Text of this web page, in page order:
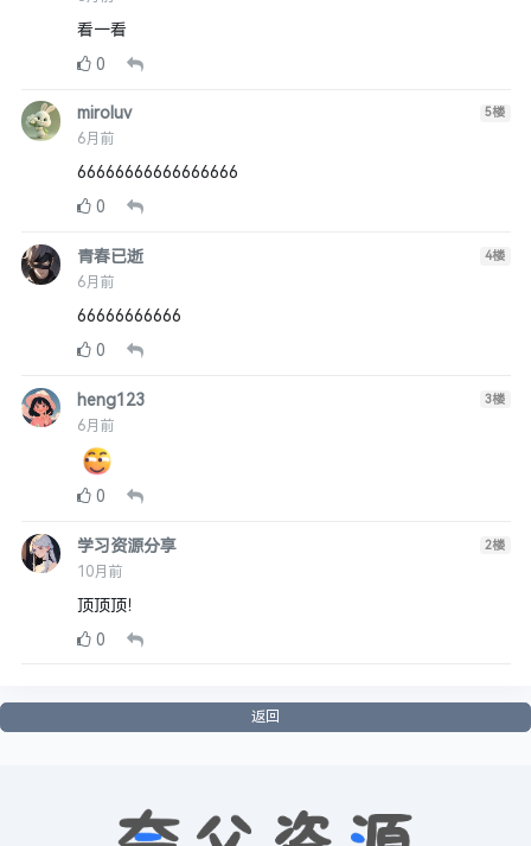
看一看
0
miroluv
6月前
5楼
66666666666666666
0
青春已逝
6月前
4楼
66666666666
0
heng123
6月前
3楼
0
学习资源分享
10月前
2楼
顶顶顶！
0
返回